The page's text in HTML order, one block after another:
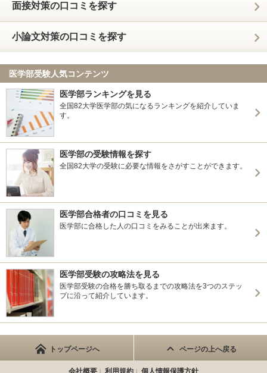
面接対策の口コミを探す
小論文対策の口コミを探す
医学部受験人気コンテンツ
医学部ランキングを見る
全国82大学医学部の気になるランキングを紹介していま
す。
医学部の受験情報を探す
全国82大学の受験に必要な情報をさがすことができます。
医学部合格者の口コミを見る
医学部に合格した人の口コミをみることが出来ます。
医学部受験の攻略法を見る
医学部受験の合格を勝ち取るまでの攻略法を3つのステッ
プに沿って紹介しています。
トップページへ ページの上へ戻る
会社概要 利用規約 個人情報保護方針